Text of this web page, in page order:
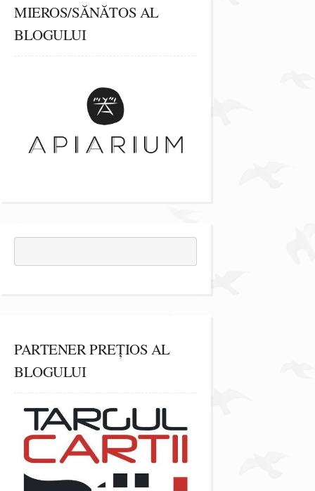
MIEROS/SĂNĂTOS AL
BLOGULUI
PARTENER PREȚIOS AL
BLOGULUI